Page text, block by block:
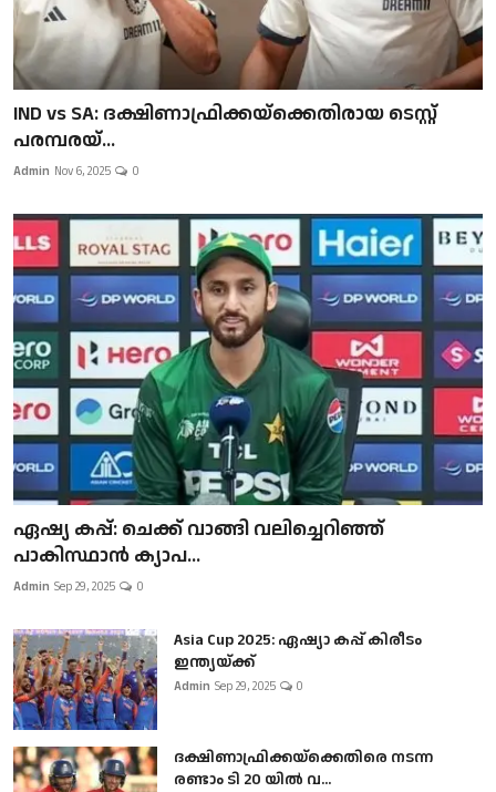
IND vs SA: ദക്ഷിണാഫ്രിക്കയ്‌ക്കെതിരായ ടെസ്റ്റ്
പരമ്പരയ്...
Admin Nov 6, 2025 0
ഏഷ്യ കപ്പ്: ചെക്ക് വാങ്ങി വലിച്ചെറിഞ്ഞ്
പാകിസ്ഥാൻ ക്യാപ...
Admin Sep 29, 2025 0
Asia Cup 2025: ഏഷ്യാ കപ്പ് കിരീടം
ഇന്ത്യയ്ക്ക്
Admin Sep 29, 2025 0
ദക്ഷിണാഫ്രിക്കയ്‌ക്കെതിരെ നടന്ന
രണ്ടാം ടി 20 യിൽ വ...